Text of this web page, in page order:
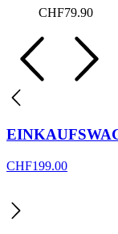
CHF79.90
CHF199.00